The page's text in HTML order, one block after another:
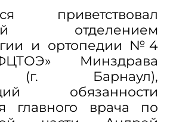
приветствовал
отделением
и ортопедии №4
Минздрава
(г. Барнаул),
обязанности
главного врача по